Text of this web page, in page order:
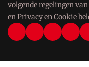
volgende regelingen
enPrivacy en Cookie